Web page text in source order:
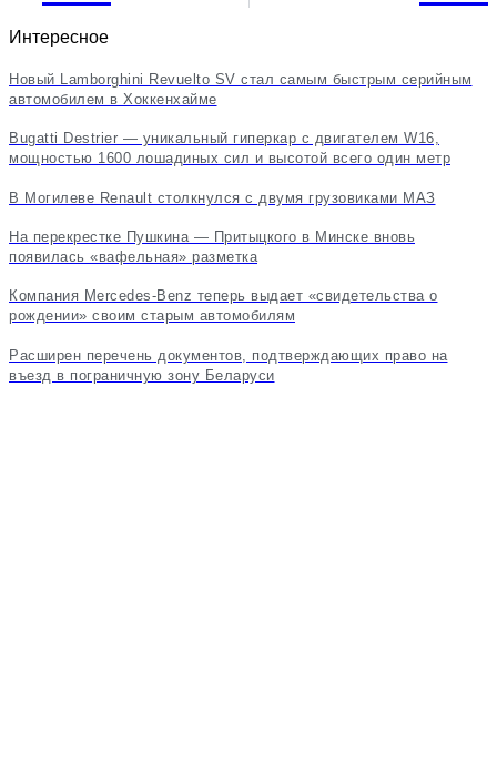
Интересное
Новый Lamborghini Revuelto SV стал самым быстрым серийным
автомобилем в Хоккенхайме
Bugatti Destrier — уникальный гиперкар с двигателем W16,
мощностью 1600 лошадиных сил и высотой всего один метр
В Могилеве Renault столкнулся с двумя грузовиками МАЗ
На перекрестке Пушкина — Притыцкого в Минске вновь
появилась «вафельная» разметка
Компания Mercedes-Benz теперь выдает «свидетельства о
рождении» своим старым автомобилям
Расширен перечень документов, подтверждающих право на
въезд в пограничную зону Беларуси